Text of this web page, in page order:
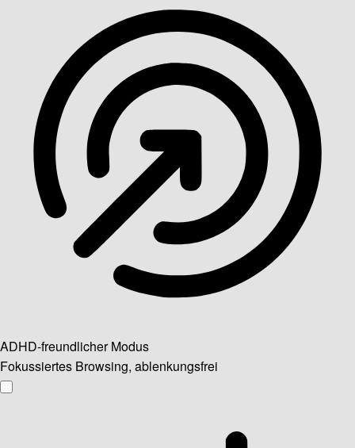
ADHD-freundlicher Modus
Fokussiertes Browsing, ablenkungsfrei